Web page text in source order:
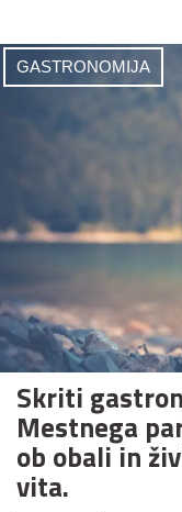
GASTRONOMIJA
Skriti
Mestnega
ob obali in
vita.